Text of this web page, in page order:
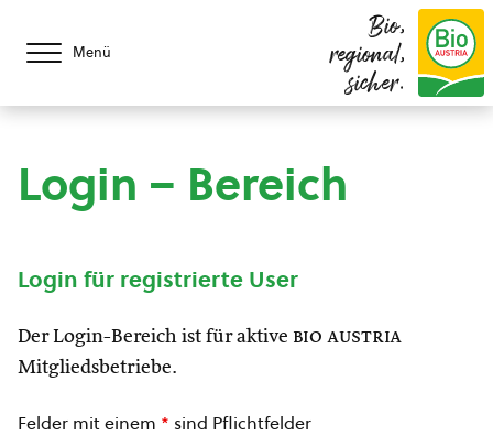
Menü
Bio,
regional,
sicher.
Login – Bereich
Login für registrierte User
Der Login-Bereich ist für aktive bio austria
Mitgliedsbetriebe.
Felder mit einem * sind Pflichtfelder